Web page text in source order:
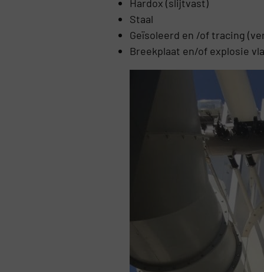
Hardox (slijtvast)
Staal
Geïsoleerd en /of tracing
Breekplaat en/of explosie